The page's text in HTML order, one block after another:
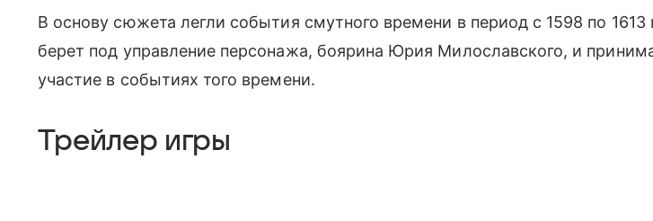
В основу сюжета легли события смутного времени в период с 1598 по 1613
берет под управление персонажа, боярина Юрия Милославского, и
участие в событиях того времени.
Трейлер игры